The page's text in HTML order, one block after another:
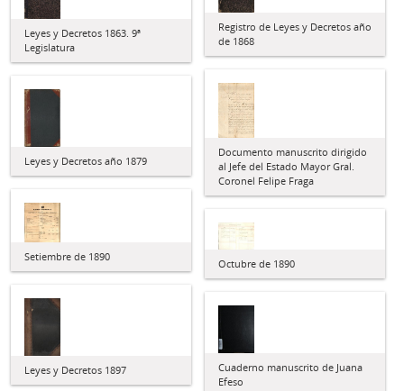
Leyes y Decretos 1863. 9ª
Legislatura
Registro de Leyes y Decretos año
de 1868
Documento manuscrito dirigido
al Jefe del Estado Mayor Gral.
Coronel Felipe Fraga
Leyes y Decretos año 1879
Setiembre de 1890
Octubre de 1890
Leyes y Decretos 1897
Cuaderno manuscrito de Juana
Efeso